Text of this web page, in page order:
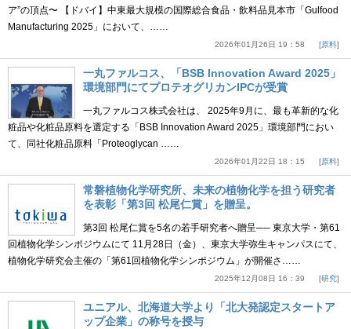
ア”の頂点〜 【ドバイ】中東最大規模の国際総合食品・飲料品見本市「Gulfood
Manufacturing 2025」において、……
2026年01月26日 19：58 原料
一丸ファルコス、「BSB Innovation Award 2025」
環境部門にてプロテオグリカンIPCが受賞
一丸ファルコス株式会社は、 2025年9月に、最も革新的な化
粧品や化粧品原料を選定する「BSB Innovation Award 2025」環境部門におい
て、同社化粧品原料「Proteoglycan ……
2026年01月22日 18：15 原料
常磐植物化学研究所、未来の植物化学を担う研究者
を表彰「第3回 松尾仁賞」を贈呈。
第3回 松尾仁賞を5名の若手研究者へ贈呈── 東京大学・第61
回植物化学シンポジウムにて 11月28日（金）、東京大学弥生キャンパスにて、
植物化学研究会主催の「第61回植物化学シンポジウム」が開催さ……
2025年12月08日 16：39 研究
ユニアル、北海道大学より「北大発認定スタートア
ップ企業」の称号を授与